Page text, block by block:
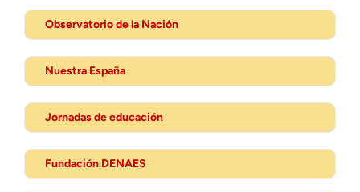
Observatorio de la Nación
Nuestra España
Jornadas de educación
Fundación DENAES